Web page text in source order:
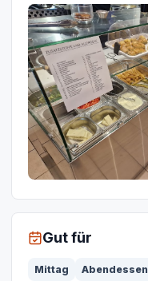
Gut für
Mittag Abendessen